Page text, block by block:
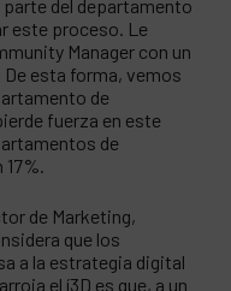
del departamento
este proceso. Le
Manager con un
De esta forma, vemos
de
fuerza en este
de
17%.
de Marketing,
que los
a la estrategia digital
el í3D es que, a un